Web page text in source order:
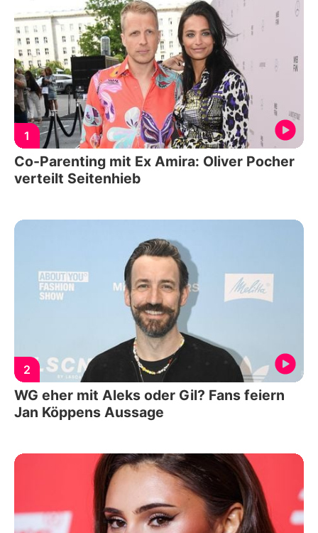
1
Co-Parenting mit Ex Amira: Oliver Pocher
verteilt Seitenhieb
2
WG eher mit Aleks oder Gil? Fans feiern
Jan Köppens Aussage